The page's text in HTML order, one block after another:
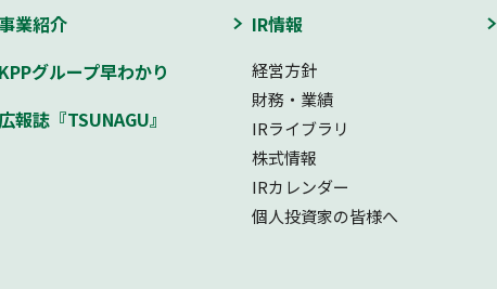
業紹介
KPPグループ早わかり
広報誌『TSUNAGU』
IR情報
経営方針
財務・業績
IRライブラリ
株式情報
IRカレンダー
個人投資家の皆様へ